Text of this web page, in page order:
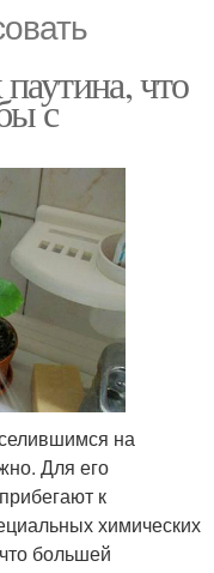
что
с
на
Для его
к
химических
большей